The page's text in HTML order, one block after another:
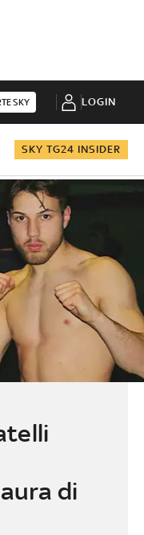
SKY LOGIN
SKY TG24 INSIDER
di